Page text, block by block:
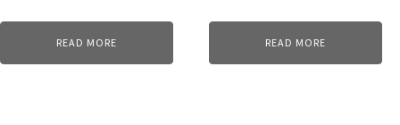
READ MORE READ MORE